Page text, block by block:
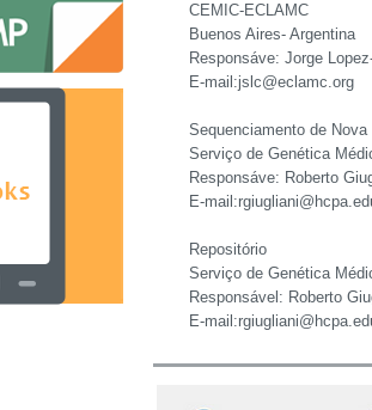
CEMIC-ECLAMC
Buenos Aires- Argentina
Responsáve: Jorge
E-mail:jslc@eclamc.org
Sequenciamento de Nova
Serviço de Genética
Responsáve: Roberto
E-
Repositório
Serviço de Genética
Responsável: Roberto
E-